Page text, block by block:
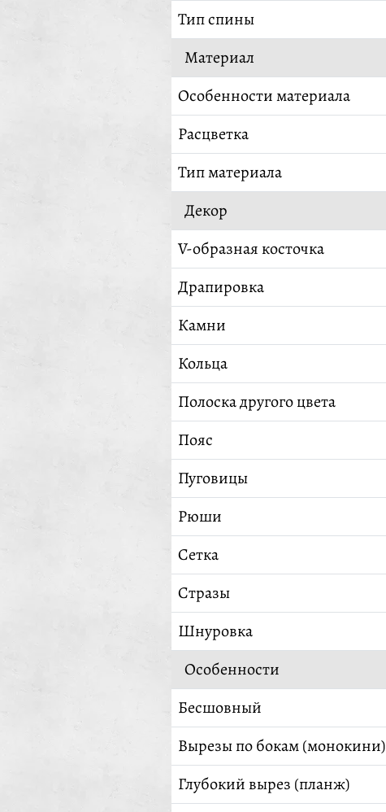
Тип спины
Материал
Особенности материала
Расцветка
Тип материала
Декор
V-образная косточка
Драпировка
Камни
Кольца
Полоска другого цвета
Пояс
Пуговицы
Рюши
Сетка
Стразы
Шнуровка
Особенности
Бесшовный
Вырезы по бокам (монокини)
Глубокий вырез (планж)